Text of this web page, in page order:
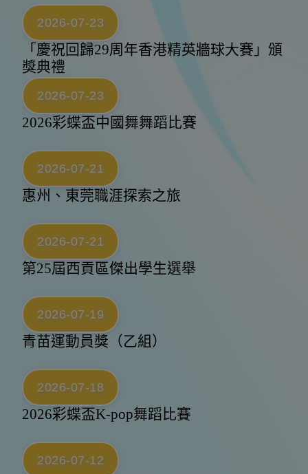
2026-07-23
「慶祝回歸29周年香港精英牆球大賽」頒
獎典禮
2026-07-23
2026彩蝶盃中國舞舞蹈比賽
2026-07-21
惠州、東莞職涯探索之旅
2026-07-21
第25屆西貢區傑出學生選舉
2026-07-19
青苗運動員獎（乙組）
2026-07-18
2026彩蝶盃K-pop舞蹈比賽
2026-07-12